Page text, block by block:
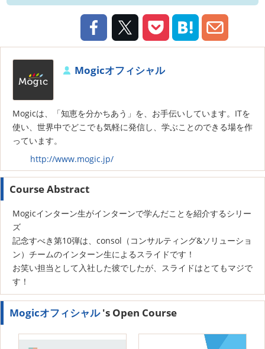
Mogicオフィシャル
Mogicは、「知恵を分かちあう」を、お手伝いしています。ITを
使い、世界中でどこでも気軽に発信し、学ぶことのできる場を作
っています。
http://www.mogic.jp/
Course Abstract
Mogicインターン生がインターンで学んだことを紹介するシリー
ズ
記念すべき第10弾は、consol（コンサルティング&ソリューショ
ン）チームのインターン生によるスライドです！
お笑い担当として入社した彼でしたが、スライドはとてもマジで
す！
Mogicオフィシャル's Open Course